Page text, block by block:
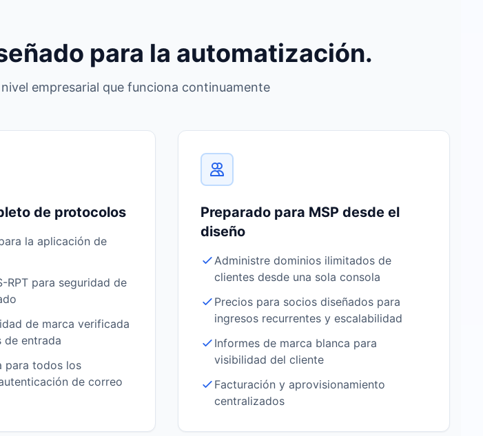
para la automatización.
empresarial que funciona continuamente
de protocolos
la aplicación de
RPT para seguridad de
de marca verificada
de entrada
para todos los
de correo
Preparado para MSP desde el
diseño
Administre dominios ilimitados de
clientes desde una sola consola
Precios para socios diseñados para
ingresos recurrentes y escalabilidad
Informes de marca blanca para
visibilidad del cliente
Facturación y aprovisionamiento
centralizados